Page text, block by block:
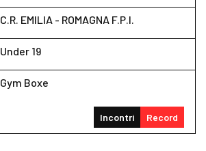
C.R. EMILIA - ROMAGNA F.P.I.
Under 19
Gym Boxe
Incontri Record